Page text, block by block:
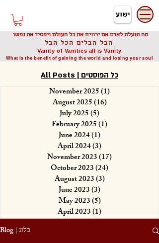
מה תועלת לאדם אם ירוויח את כל העולם ויפסיד את נפשו
הבל הבלים הכל הבל
Vanity of Vanities all is Vanity
What is the benefit of gaining the world and losing your soul
All Posts | כל הפוסטים
November 2025(1)
August 2025(16)16 posts
July 2025(5)
February 2025(1)
June 2024(1)
April 2024(3)
November 2023(17)
October 2023(24)
August 2023(3)3 posts
June 2023(3)
May 2023(5)5 posts
April 2023(1)
Blog | בלוג